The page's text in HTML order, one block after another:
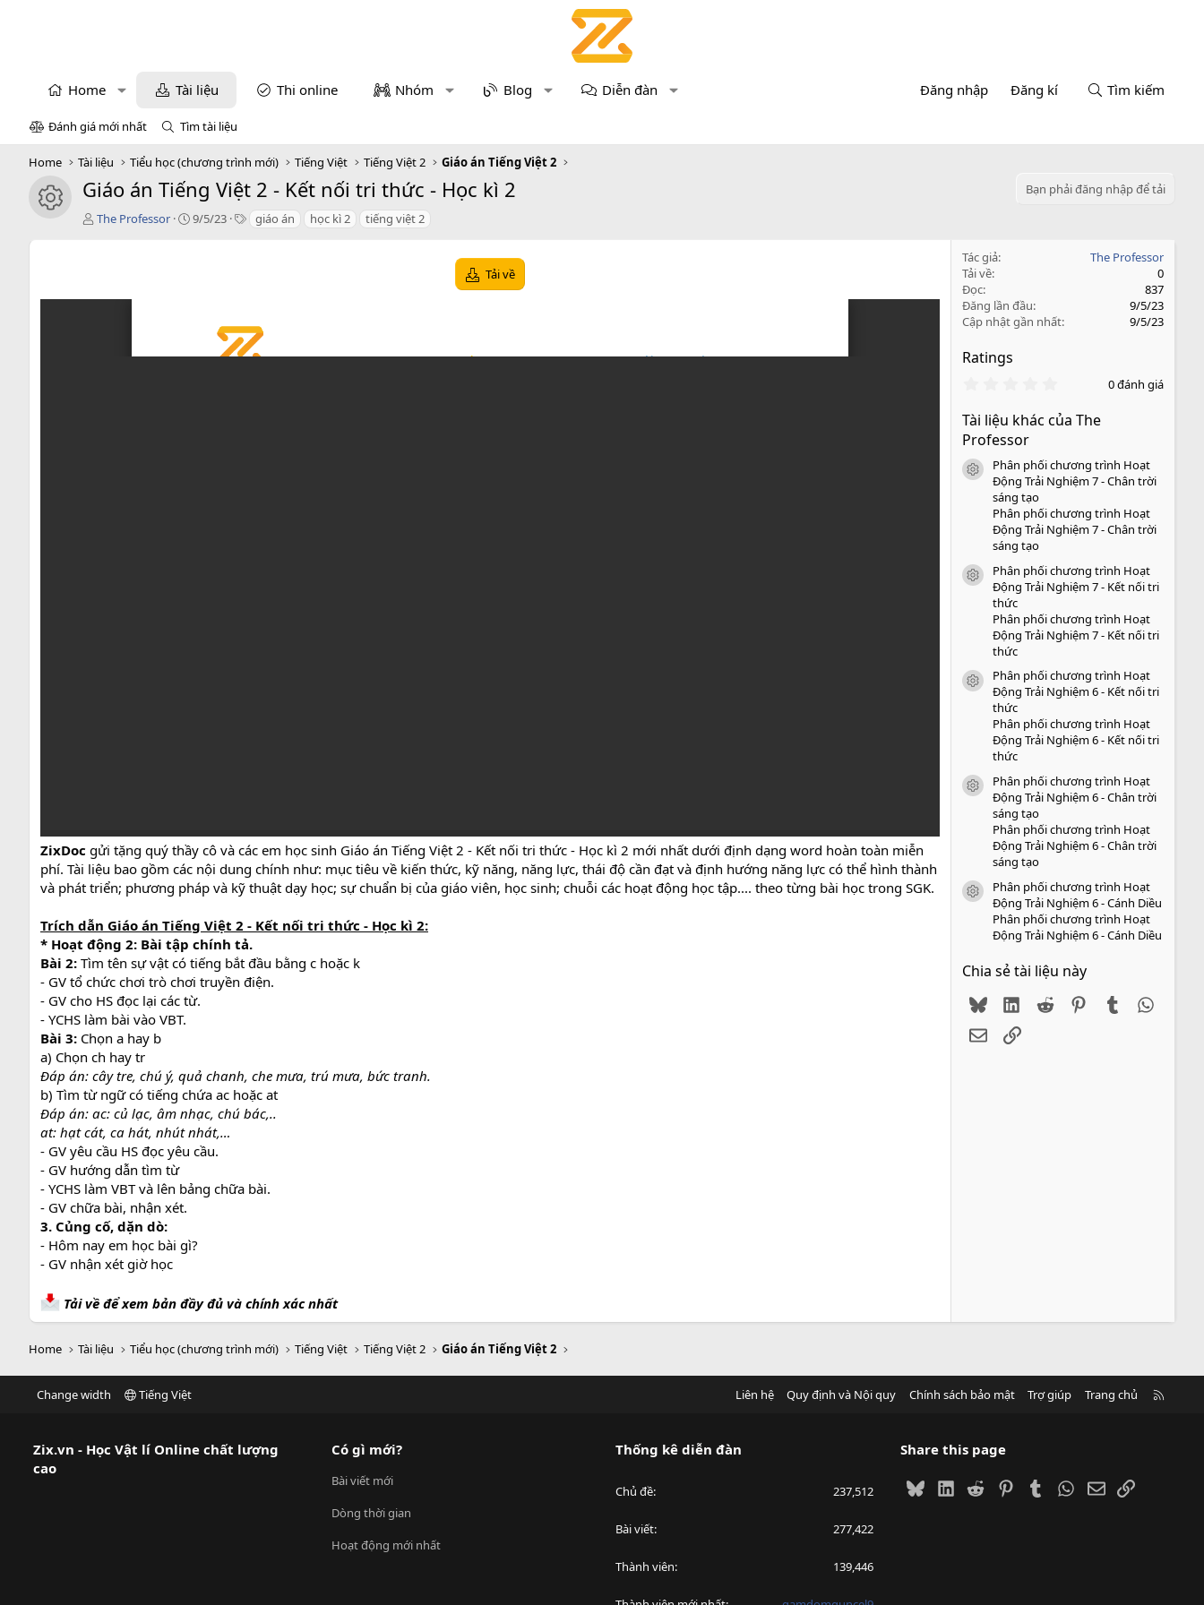
Home Tài liệu Thi online Nhóm Blog Diễn đàn Đăng nhập Đăng kí Tìm kiếm
Đánh giá mới nhất Tìm tài liệu
Home Tài liệu Tiểu học (chương trình mới) Tiếng Việt Tiếng Việt 2 Giáo án Tiếng Việt 2
icon tài liệu
Giáo án Tiếng Việt 2 - Kết nối tri thức - Học kì 2
Bạn phải đăng nhập để tải
T
ả
The Professor
C
9/5/23
T giáo án học kì 2 tiếng việt 2
Tải về
ZixDoc gửi tặng quý thầy cô và các em học sinh Giáo án Tiếng Việt 2 - Kết nối tri thức - Học kì 2 mới nhất dưới định dạng word hoàn toàn miễn
phí. Tài liệu bao gồm các nội dung chính như: mục tiêu về kiến thức, kỹ năng, năng lực, thái độ cần đạt và định hướng năng lực có thể hình thành
và phát triển; phương pháp và kỹ thuật dạy học; sự chuẩn bị của giáo viên, học sinh; chuỗi các hoạt động học tập.... theo từng bài học trong SGK.
Trích dẫn Giáo án Tiếng Việt 2 - Kết nối tri thức - Học kì 2:
* Hoạt động 2: Bài tập chính tả.
Bài 2: Tìm tên sự vật có tiếng bắt đầu bằng c hoặc k
- GV tổ chức chơi trò chơi truyền điện.
- GV cho HS đọc lại các từ.
- YCHS làm bài vào VBT.
Bài 3: Chọn a hay b
a) Chọn ch hay tr
Đáp án: cây tre, chú ý, quả chanh, che mưa, trú mưa, bức tranh.
b) Tìm từ ngữ có tiếng chứa ac hoặc at
Đáp án: ac: củ lạc, âm nhạc, chú bác,..
at: hạt cát, ca hát, nhút nhát,…
- GV yêu cầu HS đọc yêu cầu.
- GV hướng dẫn tìm từ
- YCHS làm VBT và lên bảng chữa bài.
- GV chữa bài, nhận xét.
3. Củng cố, dặn dò:
- Hôm nay em học bài gì?
- GV nhận xét giờ học
Tải về để xem bản đầy đủ và chính xác nhất
Tác giả
The Professor
Tải về
0
Đọc
837
Đăng lần đầu
9/5/23
Cập nhật gần nhất
9/5/23
Ratings
0
0
o
0 đánh giá
Tài liệu khác của The
Professor
icon tài liệu
Phân phối chương trình Hoạt
Động Trải Nghiệm 7 - Chân trời
sáng tạo
Phân phối chương trình Hoạt
Động Trải Nghiệm 7 - Chân trời
sáng tạo
icon tài liệu
Phân phối chương trình Hoạt
Động Trải Nghiệm 7 - Kết nối tri
thức
Phân phối chương trình Hoạt
Động Trải Nghiệm 7 - Kết nối tri
thức
icon tài liệu
Phân phối chương trình Hoạt
Động Trải Nghiệm 6 - Kết nối tri
thức
Phân phối chương trình Hoạt
Động Trải Nghiệm 6 - Kết nối tri
thức
icon tài liệu
Phân phối chương trình Hoạt
Động Trải Nghiệm 6 - Chân trời
sáng tạo
Phân phối chương trình Hoạt
Động Trải Nghiệm 6 - Chân trời
sáng tạo
icon tài liệu
Phân phối chương trình Hoạt
Động Trải Nghiệm 6 - Cánh Diều
Phân phối chương trình Hoạt
Động Trải Nghiệm 6 - Cánh Diều
Chia sẻ tài liệu này
BlueskyLinkedIn
Reddit PinterestTumblr
EmailLink
Home Tài liệu Tiểu học (chương trình mới) Tiếng Việt Tiếng Việt 2 Giáo án Tiếng Việt 2
Change width Tiếng Việt Liên hệ Quy định và Nội quy Chính sách bảo mật Trợ giúp Trang chủ
Zix.vn - Học Vật lí Online chất lượng
cao
Có gì mới?
Bài viết mới
Dòng thời gian
Hoạt động mới nhất
Thống kê diễn đàn
Chủ đề 237,512
Bài viết 277,422
Thành viên 139,446
Share this page
BlueskyLinkedIn
Reddit PinterestTumblrWhatsApp
EmailLink